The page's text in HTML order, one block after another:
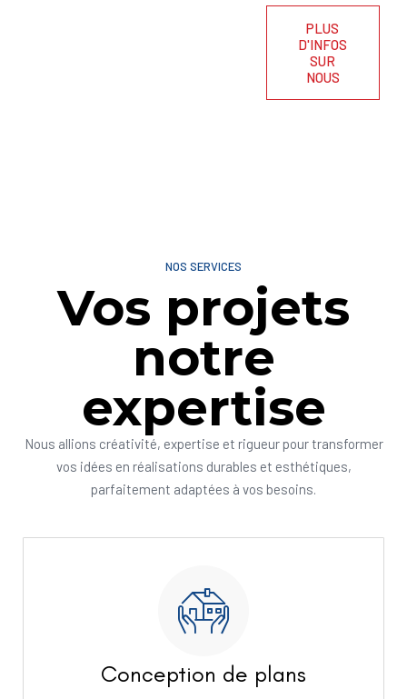
PLUS
D'INFOS
SUR
NOUS
NOS SERVICES
Vos projets
notre
expertise
Nous allions créativité, expertise et rigueur pour transformer
vos idées en réalisations durables et esthétiques,
parfaitement adaptées à vos besoins.
Conception de plans